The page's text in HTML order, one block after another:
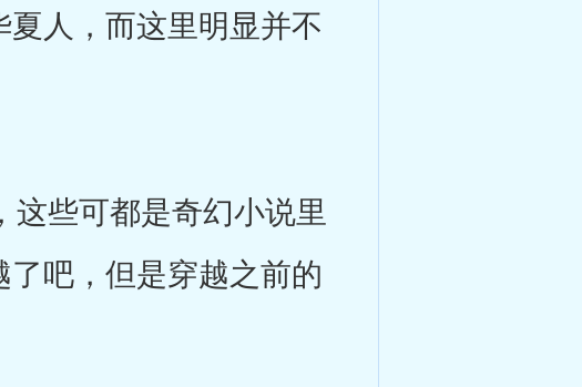
人，而这里明显并不
些可都是奇幻小说里
吧，但是穿越之前的